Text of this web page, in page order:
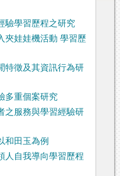
驗學習歷程之研究
夾娃娃機活動 學習歷
特徵及其資訊行為研
多重個案研究
之服務與學習經驗研
和田玉為例
人自我導向學習歷程